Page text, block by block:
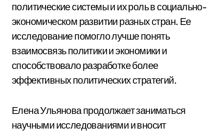
политические системы и их роль в социально-
экономическом развитии разных стран. Ее
исследование помогло лучше понять
взаимосвязь политики и экономики и
способствовало разработке более
эффективных политических стратегий.
Елена Ульянова продолжает заниматься
научными исследованиями и вносит